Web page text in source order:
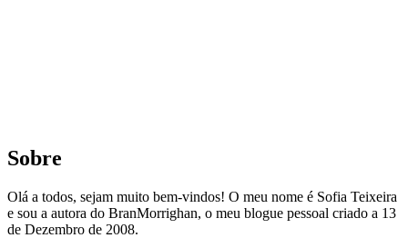
Sobre
Olá a todos, sejam muito bem-vindos! O meu nome é Sofia Teixeira
e sou a autora do BranMorrighan, o meu blogue pessoal criado a 13
de Dezembro de 2008.